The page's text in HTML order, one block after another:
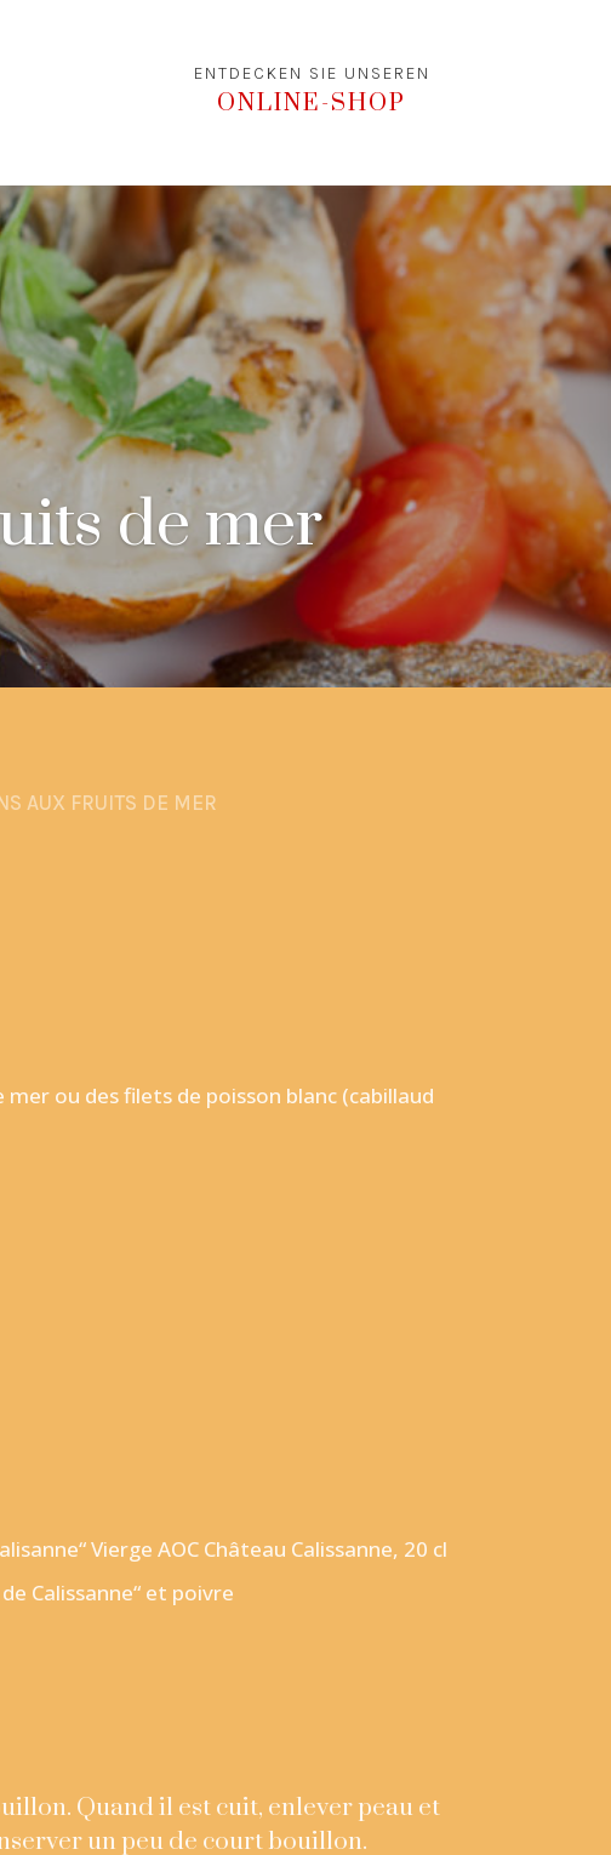
ENTDECKEN SIE UNSEREN
ONLINE-SHOP
de mer
AUX FRUITS DE MER
ou des filets de poisson blanc (cabillaud
Vierge AOC Château Calissanne, 20 cl
Calissanne“ et poivre
Quand il est cuit, enlever peau et
un peu de court bouillon.